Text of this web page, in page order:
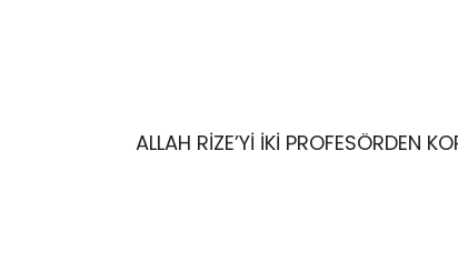
ALLAH RİZE’Yİ İKİ PROFESÖRDEN